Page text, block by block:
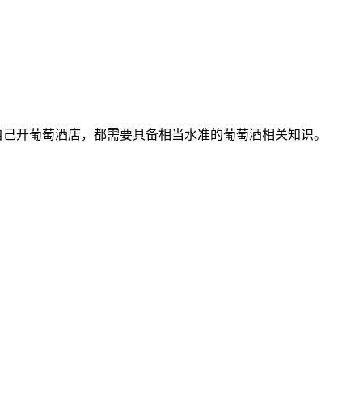
开葡萄酒店，都需要具备相当水准的葡萄酒相关知识。